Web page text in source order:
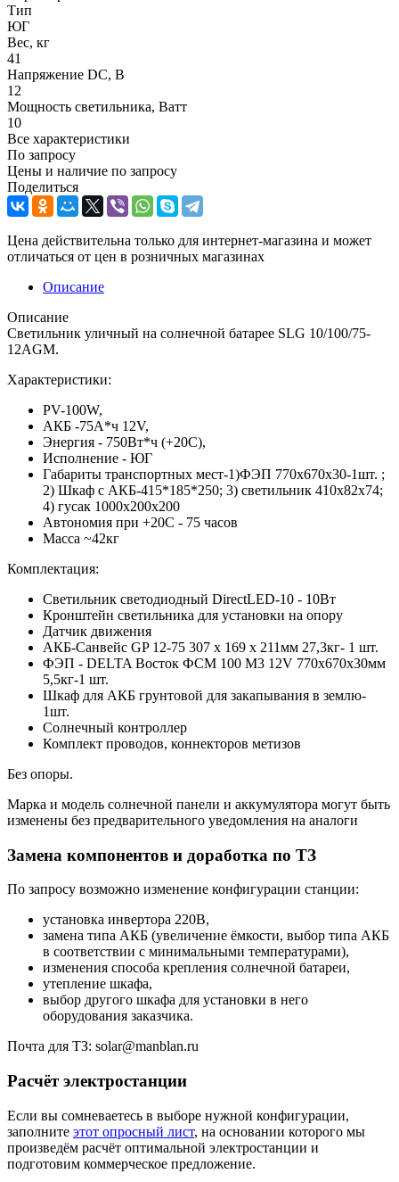
Тип
ЮГ
Вес, кг
41
Напряжение DC, В
12
Мощность светильника, Ватт
10
Все характеристики
По запросу
Цены и наличие по запросу
Поделиться
Цена действительна только для интернет-магазина и может
отличаться от цен в розничных магазинах
Описание
Описание
Светильник уличный на солнечной батарее SLG 10/100/75-
12AGM.
Характеристики:
PV-100W,
АКБ -75А*ч 12V,
Энергия - 750Вт*ч (+20С),
Исполнение - ЮГ
Габариты транспортных мест-1)ФЭП 770х670х30-1шт. ;
2) Шкаф с АКБ-415*185*250; 3) светильник 410x82x74;
4) гусак 1000х200х200
Автономия при +20С - 75 часов
Масса ~42кг
Комплектация:
Светильник светодиодный DirectLED-10 - 10Вт
Кронштейн светильника для установки на опору
Датчик движения
АКБ-Санвейс GP 12-75 307 x 169 x 211мм 27,3кг- 1 шт.
ФЭП - DELTA Восток ФСМ 100 М3 12V 770х670х30мм
5,5кг-1 шт.
Шкаф для АКБ грунтовой для закапывания в землю-
1шт.
Солнечный контроллер
Комплект проводов, коннекторов метизов
Без опоры.
Марка и модель солнечной панели и аккумулятора могут быть
изменены без предварительного уведомления на аналоги
Замена компонентов и доработка по ТЗ
По запросу возможно изменение конфигурации станции:
установка инвертора 220В,
замена типа АКБ (увеличение ёмкости, выбор типа АКБ
в соответствии с минимальными температурами),
изменения способа крепления солнечной батареи,
утепление шкафа,
выбор другого шкафа для установки в него
оборудования заказчика.
Почта для ТЗ: solar@manblan.ru
Расчёт электростанции
Если вы сомневаетесь в выборе нужной конфигурации,
заполните этот опросный лист, на основании которого мы
произведём расчёт оптимальной электростанции и
подготовим коммерческое предложение.